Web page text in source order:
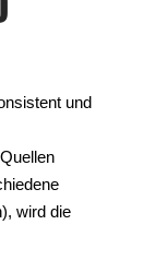
und
wird die